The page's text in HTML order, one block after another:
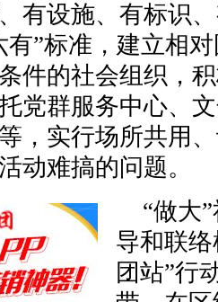
有设施、有标识
有”标准，建立相
件的社会组织，
党群服务中心、
，实行场所共用
动难搞的问题。
“做大
导和联
团站”行